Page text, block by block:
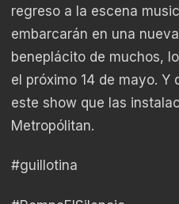
regreso a la escena
embarcarán en una
beneplácito de muchos,
el próximo 14 de mayo. Y
este show que las
Metropólitan.
#guillotina